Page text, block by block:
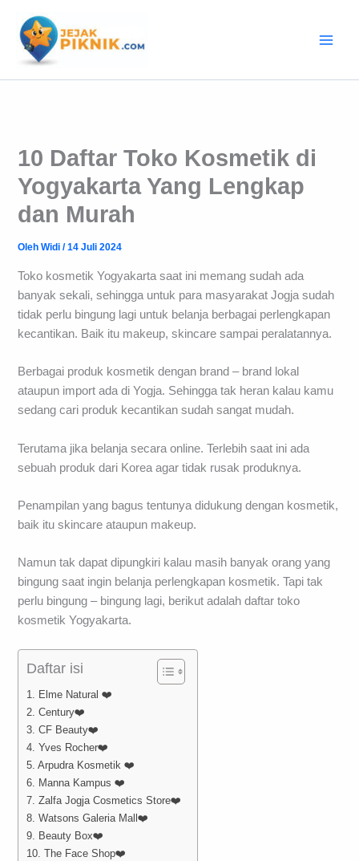
konten
10 Daftar Toko Kosmetik di
Yogyakarta Yang Lengkap
dan Murah
OlehWidi/14 Juli 2024
Toko kosmetik Yogyakarta saat ini memang sudah ada
banyak sekali, sehingga untuk para masyarakat Jogja sudah
tidak perlu bingung lagi untuk belanja berbagai perlengkapan
kecantikan. Baik itu makeup, skincare sampai peralatannya.
Berbagai produk kosmetik dengan brand – brand lokal
ataupun import ada di Yogja. Sehingga tak heran kalau kamu
sedang cari produk kecantikan sudah sangat mudah.
Terutama jika belanja secara online. Terlebih saat ini ada
sebuah produk dari Korea agar tidak rusak produknya.
Penampilan yang bagus tentunya didukung dengan kosmetik,
baik itu skincare ataupun makeup.
Namun tak dapat dipungkiri kalau masih banyak orang yang
bingung saat ingin belanja perlengkapan kosmetik. Tapi tak
perlu bingung – bingung lagi, berikut adalah daftar toko
kosmetik Yogyakarta.
Daftar isi
1. Elme Natural ❤️
2. Century❤️
3. CF Beauty❤️
4. Yves Rocher❤️
5. Arpudra Kosmetik ❤️
6. Manna Kampus ❤️
7. Zalfa Jogja Cosmetics Store❤️
8. Watsons Galeria Mall❤️
9. Beauty Box❤️
10. The Face Shop❤️